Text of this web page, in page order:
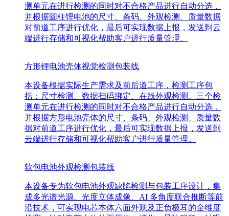
测单元在进行检测的同时对不合格产品进行自动分选，
并根据圆柱锂电池的尺寸、条码、外观检测、质量数据
对前道工序进行优化，最后可实现数据上报，发送到云
端进行存储和可视化帮助客户进行质量管理。
方形锂电池壳体视觉检测包装线
本设备根据实际生产需求及前后道工序，检测工序包
括：尺寸检测、数据扫码绑定、在线外观检测。三个检
测单元在进行检测的同时对不合格产品进行自动分选，
并根据方形电池壳体的尺寸、条码、外观检测、质量数
据对前道工序进行优化，最后可实现数据上报，发送到
云端进行存储和可视化帮助客户进行质量管理。
软包电池外观检测包装线
本设备专为软包电池外观缺陷检测与包装工序设计，集
成多光谱光源、光度立体成像、AI 多角度联合推断等前
沿技术，可实现电芯本体六面外观及正负极耳的全维度